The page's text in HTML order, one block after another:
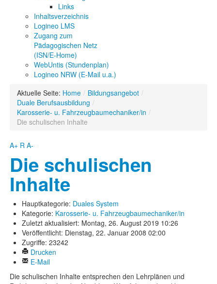
Links
Inhaltsverzeichnis
Logineo LMS
Zugang zum
Pädagogischen Netz
(ISN/E-Home)
WebUntis (Stundenplan)
Logineo NRW (E-Mail u.a.)
Aktuelle Seite: Home / Bildungsangebot /
Duale Berufsausbildung /
Karosserie- u. Fahrzeugbaumechaniker/in /
Die schulischen Inhalte
A+ R A-
Die schulischen
Inhalte
Hauptkategorie: Duales System
Kategorie: Karosserie- u. Fahrzeugbaumechaniker/in
Zuletzt aktualisiert: Montag, 26. August 2019 10:26
Veröffentlicht: Dienstag, 22. Januar 2008 02:00
Zugriffe: 23242
Drucken
E-Mail
Die schulischen Inhalte entsprechen den Lehrplänen und